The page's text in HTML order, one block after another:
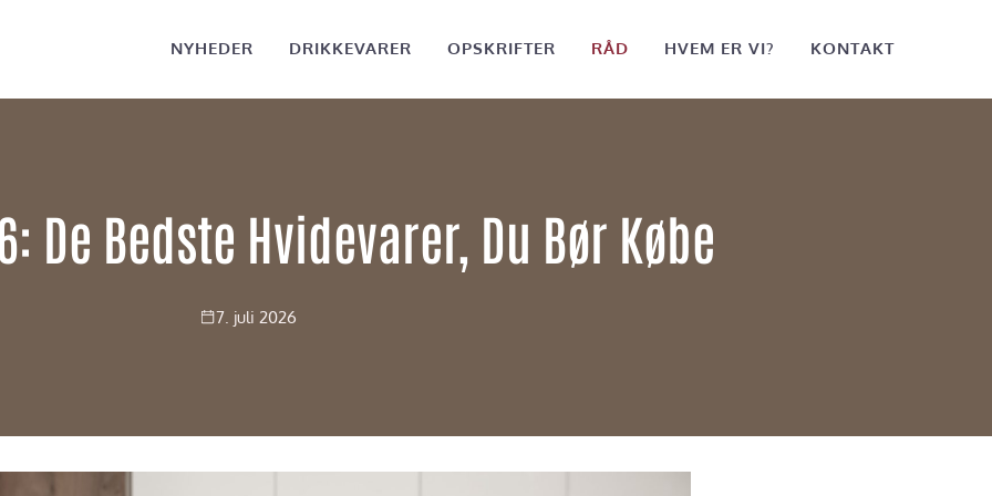
NYHEDER DRIKKEVARER OPSKRIFTER RÅD HVEM ER VI? KONTAKT
De Bedste Hvidevarer, Du Bør Købe
7. juli 2026